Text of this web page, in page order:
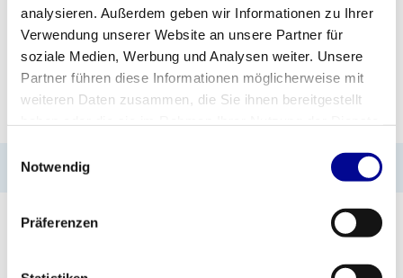
analysieren. Außerdem geben wir Informationen zu Ihrer
Verwendung unserer Website an unsere Partner für
soziale Medien, Werbung und Analysen weiter. Unsere
Partner führen diese Informationen möglicherweise mit
weiteren Daten zusammen, die Sie ihnen bereitgestellt
Notwendig
Präferenzen
MEHR ALS 28 JAHRE
ERFAHRUNG
BESTE AUSSTATTUNG
INFORMATIONEN
No information found